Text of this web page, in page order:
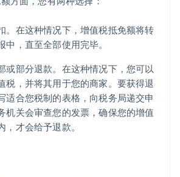
。在这种情况下，增值税抵免额将转
中，直至全部使用完毕。
或部分退款。在这种情况下，您可以
税，并将其用于您的商家。要获得退
适合您税制的表格，向税务局递交申
机关会审查您的发票，确保您的增值
，才会给予退款。